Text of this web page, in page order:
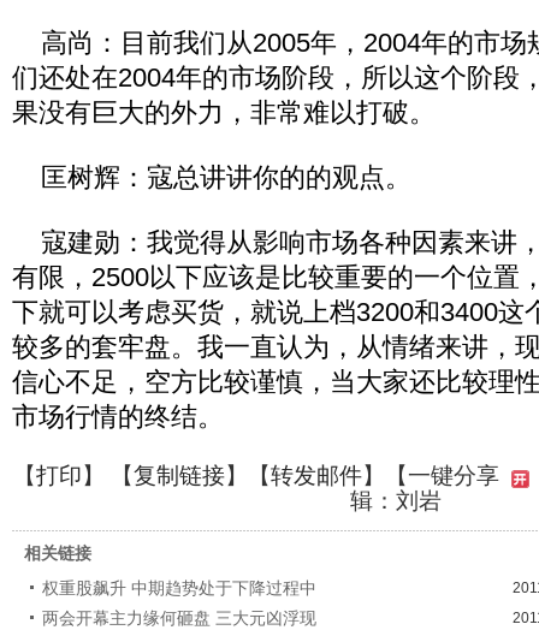
高尚：目前我们从2005年，2004年的市场
们还处在2004年的市场阶段，所以这个阶段
果没有巨大的外力，非常难以打破。
匡树辉：寇总讲讲你的的观点。
寇建勋：我觉得从影响市场各种因素来讲
有限，2500以下应该是比较重要的一个位置
下就可以考虑买货，就说上档3200和3400这
较多的套牢盘。我一直认为，从情绪来讲，
信心不足，空方比较谨慎，当大家还比较理
市场行情的终结。
【打印】 【复制链接】【转发邮件】
【一键分享
辑：刘岩
相关链接
权重股飙升 中期趋势处于下降过程中
两会开幕主力缘何砸盘 三大元凶浮现